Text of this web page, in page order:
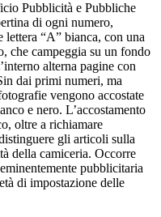
Pubblicità e Pubbliche
di ogni numero,
lettera “A” bianca, con una
che campeggia su un fondo
alterna pagine con
dai primi numeri, ma
vengono accostate
e nero. L’accostamento
oltre a richiamare
gli articoli sulla
della camiceria. Occorre
pubblicitaria
di impostazione delle